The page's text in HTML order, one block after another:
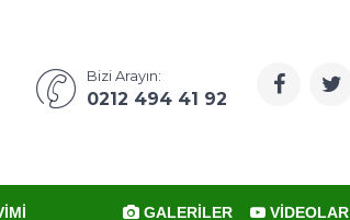
Bizi Arayın:
0212 494 41 92
GALERILER VIDEOLAR